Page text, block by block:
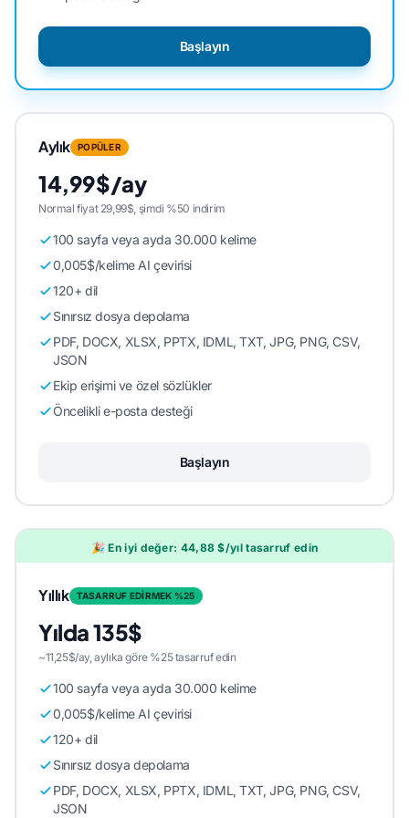
Başlayın
Aylık POPÜLER
14,99$/ay
Normal fiyat 29,99$, şimdi %50 indirim
100 sayfa veya ayda 30.000 kelime
0,005$/kelime AI çevirisi
120+ dil
Sınırsız dosya depolama
PDF, DOCX, XLSX, PPTX, IDML, TXT, JPG, PNG, CSV,
JSON
Ekip erişimi ve özel sözlükler
Öncelikli e-posta desteği
Başlayın
🎉 En iyi değer: 44,88 $/yıl tasarruf edin
Yıllık TASARRUF EDİRMEK %25
Yılda 135$
~11,25$/ay, aylıka göre %25 tasarruf edin
100 sayfa veya ayda 30.000 kelime
0,005$/kelime AI çevirisi
120+ dil
Sınırsız dosya depolama
PDF, DOCX, XLSX, PPTX, IDML, TXT, JPG, PNG, CSV,
JSON